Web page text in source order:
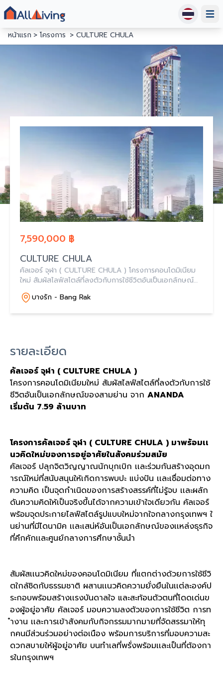
หน้าแรก
โครงการ CULTURE CHULA
7,590,000 ฿
CULTURE CHULA
คัลเจอร์ จุฬา ( CULTURE CHULA ) โครงการคอนโดมิเนียม
ใหม่ สัมผัสไลฟ์สไตล์ที่ลงตัวกับการใช้ชีวิตอันเป็นเอกลักษณ์
ของสามย่าน จาก ANANDA เริ่มต้น 7.59 ล้านบาท
บางรัก - Bang Rak
รายละเอียด
คัลเจอร์ จุฬา ( CULTURE CHULA )
โครงการคอนโดมิเนียมใหม่ สัมผัสไลฟ์สไตล์ที่ลงตัวกับการใช้
ชีวิตอันเป็นเอกลักษณ์ของสามย่าน จาก ANANDA
เริ่มต้น 7.59 ล้านบาท
โครงการคัลเจอร์ จุฬา ( CULTURE CHULA ) มาพร้อมเเ
นวคิดใหม่ของการอยู่อาศัยในสังคมร่วมสมัย
คัลเจอร์ ปลุกจิตวิญญาณนักบุกเบิก เเละร่วมกันสร้างอุดมก
ารณ์ใหม่ที่สนับสนุนให้เกิดการพบปะ แบ่งปัน เเละเชื่อมต่อทาง
ความคิด เป็นจุดกำเนิดของการสร้างสรรค์ที่ไม่รู้จบ เเละผลัก
ดันความคิดให้เป็นจริงขึ้นได้จากความเข้าใจเดียวกัน คัลเจอร์
พร้อมจุดประกายไลฟ์สไตล์รูปแบบใหม่จากใจกลางกรุงเทพฯ ใ
นย่านที่มีไดนามิค เเละเสน่ห์อันเป็นเอกลักษณ์ของเเหล่งธุรกิจ
ที่คึกคักเเละศูนย์กลางการศึกษาชั้นนำ
สัมผัสเเนวคิดใหม่ของคอนโดมิเนียม ที่แตกต่างด้วยการใช้ชีวิ
ตใกล้ชิดกับธรรมชาติ ผสานเเนวคิดความยั่งยืนในเเต่ละองค์ป
ระกอบพร้อมสร้างเเรงบันดาลใจ และสะท้อนตัวตนที่โดดเด่นข
องผู้อยู่อาศัย คัลเจอร์ มอบความลงตัวของการใช้ชีวิต การท
ำงาน เเละการเข้าสังคมกับกิจกรรมมากมายที่จัดสรรมาให้ทุ
กคนมีส่วนร่วมอย่างต่อเนือง พร้อมการบริการที่มอบความสะ
ดวกสบายให้ผู้อยู่อาศัย บนทำเลที่พรั่งพร้อมเเละเป็นที่ต้องกา
รในกรุงเทพฯ